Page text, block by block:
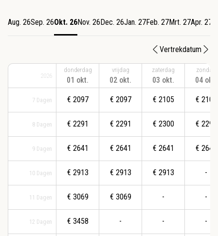
Aug. 26Sep. 26Okt. 26Nov. 26 Dec. 26Jan. 27Feb. 27Mrt. 27Apr. 27
Vertrekdatum
2026
7 Dagen
8 Dagen
9 Dagen
10 Dagen
11 Dagen
12 Dagen
donderdag
01 okt.
€ 2097
€ 2291
€ 2641
€ 2913
€ 3069
€ 3458
vrijdag
02 okt.
€ 2097
€ 2291
€ 2641
€ 2913
€ 3069
-
zaterdag
03 okt.
€ 2105
€ 2300
€ 2641
€ 2913
-
-
zondag
04 okt.
€ 2105
€ 2291
€ 2641
-
-
-